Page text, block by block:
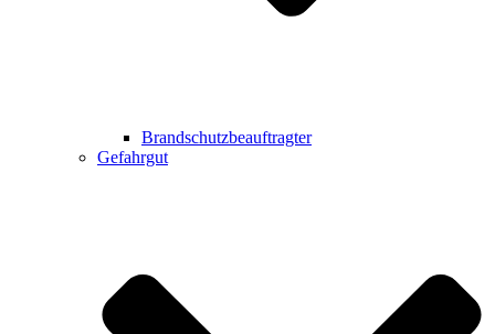
Brandschutzbeauftragter
Gefahrgut